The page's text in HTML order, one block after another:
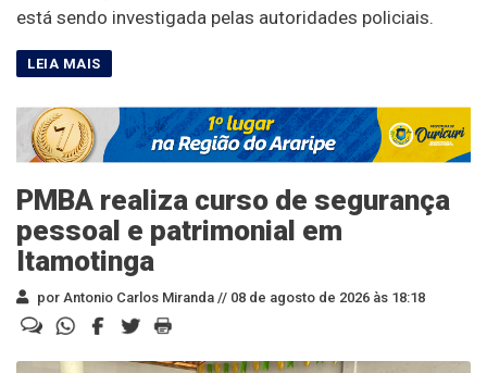
está sendo investigada pelas autoridades policiais.
PMBA realiza curso de segurança
pessoal e patrimonial em
Itamotinga
por Antonio Carlos Miranda // 08 de agosto de 2026 às 18:18